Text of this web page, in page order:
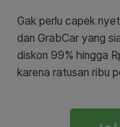
Gak perlu capek
dan GrabCar yang
diskon 99% hingga
karena ratusan ribu